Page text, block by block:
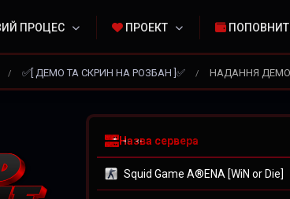
ПРОЦЕС ПРОЕКТ
/ ✅[ ДЕМО ТА СКРИН НА РОЗБАН ]✅ / НАДАННЯ ДЕМО
Назва сервера
Squid Game A®ENA [WiN or Die]